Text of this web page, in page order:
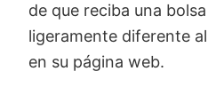
de que reciba una
ligeramente diferente
en su página web.